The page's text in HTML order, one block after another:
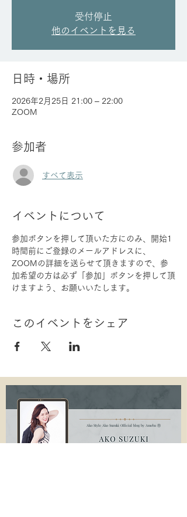
受付停止
他のイベントを見る
日時・場所
2026年2月25日 21:00 – 22:00
ZOOM
参加者
すべて表示
イベントについて
参加ボタンを押して頂いた方にのみ、開始1
時間前にご登録のメールアドレスに、
ZOOMの詳細を送らせて頂きますので、参
加希望の方は必ず「参加」ボタンを押して頂
けますよう、お願いいたします。
このイベントをシェア
Ako Style Ako Suzuki Official blog by Ameba Ⓡ